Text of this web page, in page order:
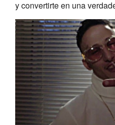
y convertirte en una